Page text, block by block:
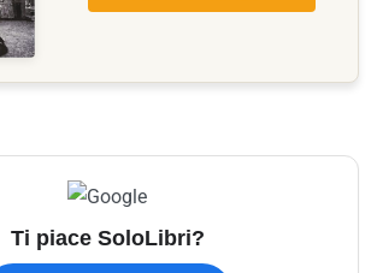
Ti piace SoloLibri?